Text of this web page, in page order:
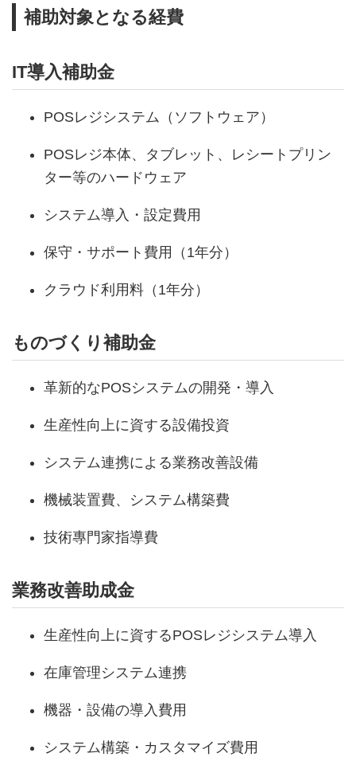
補助対象となる経費
IT導入補助金
POSレジシステム（ソフトウェア）
POSレジ本体、タブレット、レシートプリン
ター等のハードウェア
システム導入・設定費用
保守・サポート費用（1年分）
クラウド利用料（1年分）
ものづくり補助金
革新的なPOSシステムの開発・導入
生産性向上に資する設備投資
システム連携による業務改善設備
機械装置費、システム構築費
技術專門家指導費
業務改善助成金
生産性向上に資するPOSレジシステム導入
在庫管理システム連携
機器・設備の導入費用
システム構築・カスタマイズ費用